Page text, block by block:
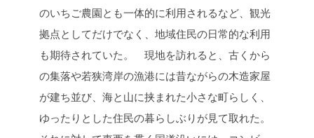
のいちご農園とも一体的に利用されるなど、観光
拠点としてだけでなく、地域住民の日常的な利用
も期待されていた。
現地を訪れると、古くから
の集落や若狭湾岸の漁港には昔ながらの木造家屋
が建ち並び、海と山に挟まれた小さな町らしく、
ゆったりとした住民の暮らしぶりが見て取れた。